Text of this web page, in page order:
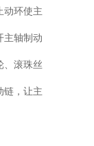
动环使主
主轴制动
、滚珠丝
链，让主